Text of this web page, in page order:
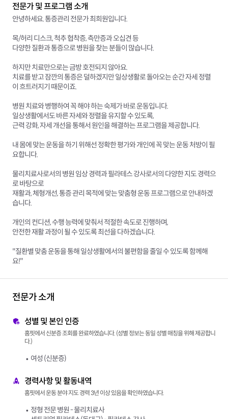
전문가 및 프로그램 소개
안녕하세요. 통증관리 전문가 최희원입니다.
목/허리 디스크, 척추 협착증, 측만증과 오십견 등
다양한 질환과 통증으로 병원을 찾는 분들이 많습니다.
하지만 치료만으로는 금방 호전되지 않아요.
치료를 받고 잠깐의 통증은 덜하겠지만 일상생활로 돌아오는 순간 자세 정렬
이 흐트러지기 때문이죠.
병원 치료와 병행하여 꼭 해야 하는 숙제가 바로 운동입니다.
일상생활에서도 바른 자세와 정렬을 유지할 수 있도록,
근력 강화, 자세 개선을 통해서 원인을 해결하는 프로그램을 제공합니다.
내 몸에 맞는 운동을 하기 위해선 정확한 평가와 개인에 꼭 맞는 운동 처방이 필
요합니다.
물리치료사로서의 병원 임상 경력과 필라테스 강사로서의 다양한 지도 경력으
로 바탕으로
재활과, 체형개선, 통증 관리 목적에 맞는 맞춤형 운동 프로그램으로 안내하겠
습니다.
개인의 컨디션, 수행 능력에 맞춰서 적절한 속도로 진행하며,
안전한 재활 과정이 될 수 있도록 최선을 다하겠습니다.
"질환별 맞춤 운동을 통해 일상생활에서의 불편함을 줄일 수 있도록 함께해
요!"
전문가 소개
성별 및 본인 인증
홈핏에서 신분증 조회를 완료하였습니다. (성별 정보는 동일 성별 매칭을 위해 제공합니
다.)
여성 (신분증)
경력사항 및 활동내역
홈핏에서 운동 분야 지도 경력 3년 이상 있음을 확인하였습니다.
정형 전문 병원 - 물리치료사